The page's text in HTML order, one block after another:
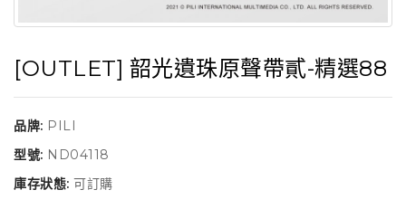
[OUTLET] 韶光遺珠原聲帶貳-精選88
品牌: PILI
型號: ND04118
庫存狀態: 可訂購